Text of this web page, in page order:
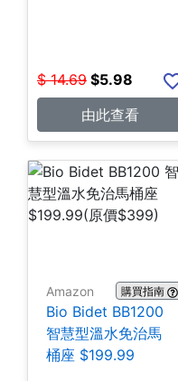
$ 14.69 $5.98
由此查看
Amazon 購買指南
Bio Bidet BB1200
智慧型溫水免治馬
桶座 $199.99